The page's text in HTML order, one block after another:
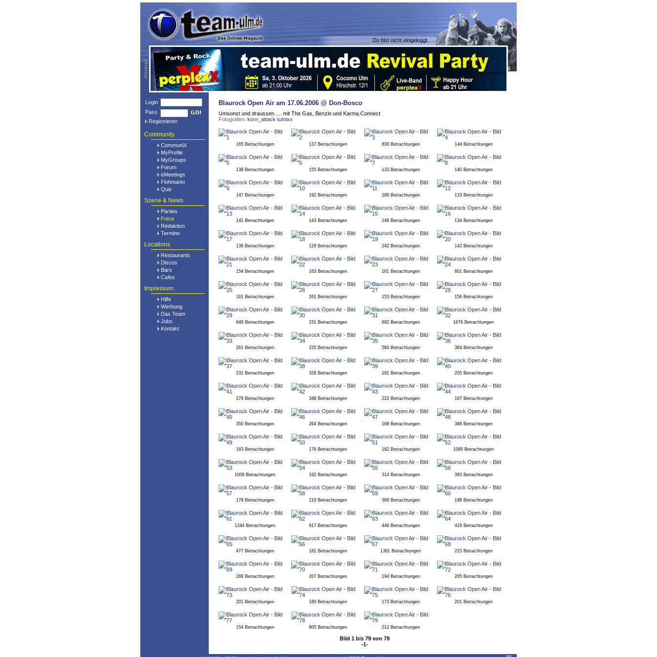
Du bist nicht eingeloggt.
Login
Pass
Registrieren
Community
CommuniX
MyProfile
MyGroups
Forum
eMeetings
Flohmarkt
Quiz
Szene & News
Parties
Fotos
Redaktion
Termine
Locations
Restaurants
Discos
Bars
Cafes
Impressum
Hilfe
Werbung
Das Team
Jobs
Kontakt
Blaurock Open Air am 17.06.2006 @ Don-Bosco
Umsonst und draussen .... mit The Gas, Benzin und Karma.Connect
Fotografen: korn_attack tutnixx
165 Betrachtungen 137 Betrachtungen 838 Betrachtungen 144 Betrachtungen
138 Betrachtungen 155 Betrachtungen 133 Betrachtungen 140 Betrachtungen
147 Betrachtungen 192 Betrachtungen 186 Betrachtungen 133 Betrachtungen
141 Betrachtungen 143 Betrachtungen 148 Betrachtungen 134 Betrachtungen
136 Betrachtungen 129 Betrachtungen 242 Betrachtungen 142 Betrachtungen
154 Betrachtungen 163 Betrachtungen 161 Betrachtungen 601 Betrachtungen
161 Betrachtungen 261 Betrachtungen 153 Betrachtungen 156 Betrachtungen
649 Betrachtungen 151 Betrachtungen 692 Betrachtungen 1676 Betrachtungen
261 Betrachtungen 225 Betrachtungen 584 Betrachtungen 364 Betrachtungen
231 Betrachtungen 328 Betrachtungen 191 Betrachtungen 205 Betrachtungen
279 Betrachtungen 348 Betrachtungen 222 Betrachtungen 167 Betrachtungen
350 Betrachtungen 264 Betrachtungen 168 Betrachtungen 388 Betrachtungen
163 Betrachtungen 176 Betrachtungen 182 Betrachtungen 1089 Betrachtungen
1006 Betrachtungen 192 Betrachtungen 314 Betrachtungen 393 Betrachtungen
178 Betrachtungen 219 Betrachtungen 368 Betrachtungen 198 Betrachtungen
1244 Betrachtungen 917 Betrachtungen 446 Betrachtungen 418 Betrachtungen
477 Betrachtungen 181 Betrachtungen 1361 Betrachtungen 215 Betrachtungen
289 Betrachtungen 207 Betrachtungen 194 Betrachtungen 285 Betrachtungen
201 Betrachtungen 180 Betrachtungen 173 Betrachtungen 201 Betrachtungen
154 Betrachtungen 805 Betrachtungen 212 Betrachtungen
Bild 1 bis 79 von 79
-1-